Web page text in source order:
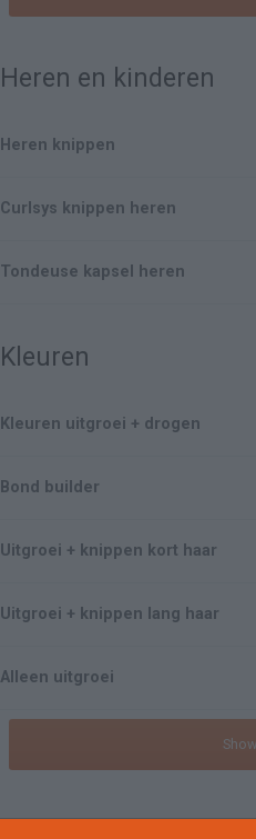
Heren en kinderen
Heren knippen
Curlsys knippen heren
Tondeuse kapsel heren
Kleuren
Kleuren uitgroei + drogen
Bond builder
Uitgroei + knippen kort haar
Uitgroei + knippen lang haar
Alleen uitgroei
Highlights /